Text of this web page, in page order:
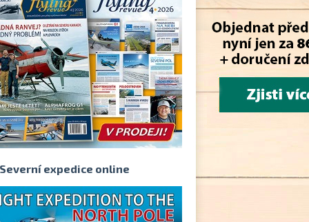
Severní expedice online